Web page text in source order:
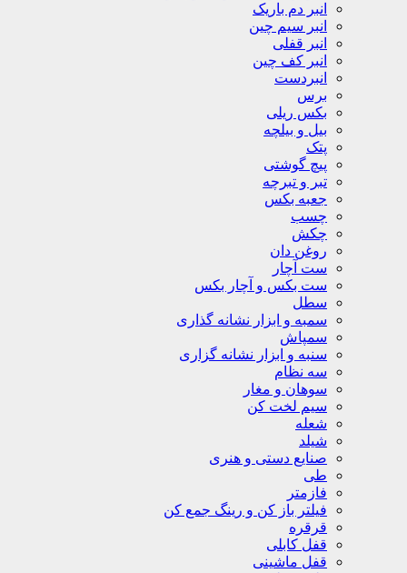
انبر دم باریک
انبر سیم چین
انبر قفلی
انبر کف چین
انبردست
برس
بکس ریلی
بیل و بیلچه
پتک
پیچ گوشتی
تبر و تبرچه
جعبه بکس
چسب
چکش
روغن دان
ست آچار
ست بکس و آچار بکس
سطل
سمبه و ابزار نشانه گذاری
سمپاش
سنبه و ابزار نشانه گزاری
سه نظام
سوهان و مغار
سیم لخت کن
شعله
شیلد
صنایع دستی و هنری
طی
فازمتر
فیلتر باز کن و رینگ جمع کن
قرقره
قفل کابلی
قفل ماشینی